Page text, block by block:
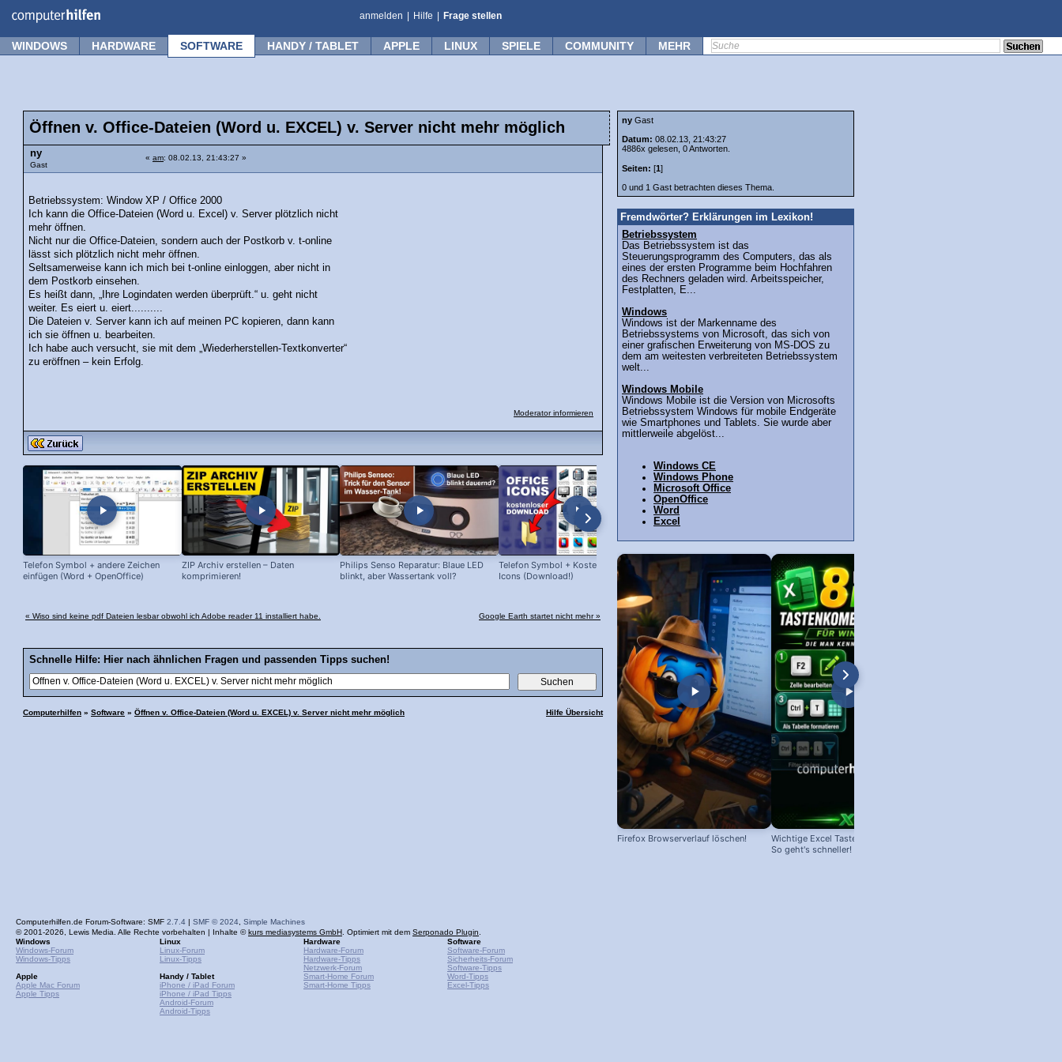
anmelden Hilfe Frage stellen
WINDOWS HARDWARE SOFTWARE HANDY / TABLET APPLE LINUX SPIELE COMMUNITY MEHR
Öffnen v. Office-Dateien (Word u. EXCEL) v. Server nicht mehr möglich
ny
Gast
« am: 08.02.13, 21:43:27 »
Betriebssystem: Window XP / Office 2000
Ich kann die Office-Dateien (Word u. Excel) v. Server plötzlich nicht
mehr öffnen.
Nicht nur die Office-Dateien, sondern auch der Postkorb v. t-online
lässt sich plötzlich nicht mehr öffnen.
Seltsamerweise kann ich mich bei t-online einloggen, aber nicht in
dem Postkorb einsehen.
Es heißt dann, „Ihre Logindaten werden überprüft.“ u. geht nicht
weiter. Es eiert u. eiert..........
Die Dateien v. Server kann ich auf meinen PC kopieren, dann kann
ich sie öffnen u. bearbeiten.
Ich habe auch versucht, sie mit dem „Wiederherstellen-Textkonverter“
zu eröffnen – kein Erfolg.
Moderator informieren
Telefon Symbol + andere Zeichen
einfügen (Word + OpenOffice)
ZIP Archiv erstellen – Daten
komprimieren!
Philips Senso Reparatur: Blaue LED
blinkt, aber Wassertank voll?
Telefon Symbol + Kostenlose Office
Icons (Download!)
Tolino: kostenlose eBooks laden! Snipping Tool stürzt ab - Lösung ✅
« Wiso sind keine pdf Dateien lesbar obwohl ich Adobe reader 11 installiert habe. Google Earth startet nicht mehr »
Schnelle Hilfe: Hier nach ähnlichen Fragen und passenden Tipps suchen!
Computerhilfen » Software » Öffnen v. Office-Dateien (Word u. EXCEL) v. Server nicht mehr möglich Hilfe Übersicht
ny Gast
Datum: 08.02.13, 21:43:27
4886x gelesen, 0 Antworten.
Seiten: [1]
0 und 1 Gast betrachten dieses Thema.
Fremdwörter? Erklärungen im Lexikon!
Betriebssystem
Das Betriebssystem ist das
Steuerungsprogramm des Computers, das als
eines der ersten Programme beim Hochfahren
des Rechners geladen wird. Arbeitsspeicher,
Festplatten, E...
Windows
Windows ist der Markenname des
Betriebssystems von Microsoft, das sich von
einer grafischen Erweiterung von MS-DOS zu
dem am weitesten verbreiteten Betriebssystem
welt...
Windows Mobile
Windows Mobile ist die Version von Microsofts
Betriebssystem Windows für mobile Endgeräte
wie Smartphones und Tablets. Sie wurde aber
mittlerweile abgelöst...
Windows CE
Windows Phone
Microsoft Office
OpenOffice
Word
Excel
Firefox Browserverlauf löschen!
Wichtige Excel Tastenkombinationen:
So geht's schneller!
Computerhilfen.de Forum-Software: SMF 2.7.4 SMF © 2024, Simple Machines
© 2001-2026, Lewis Media. Alle Rechte vorbehalten | Inhalte © kurs mediasystems GmbH. Optimiert mit dem Serponado Plugin.
Windows
Windows-Forum
Windows-Tipps
Apple
Apple Mac Forum
Apple Tipps
Linux
Linux-Forum
Linux-Tipps
Handy / Tablet
iPhone / iPad Forum
iPhone / iPad Tipps
Android-Forum
Android-Tipps
Hardware
Hardware-Forum
Hardware-Tipps
Netzwerk-Forum
Smart-Home Forum
Smart-Home Tipps
Software
Software-Forum
Sicherheits-Forum
Software-Tipps
Word-Tipps
Excel-Tipps